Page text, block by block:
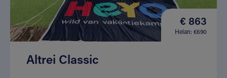
€ 863
Helan: €690
Altrei Classic